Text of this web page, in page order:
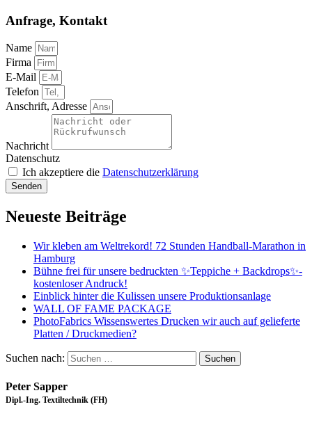
Anfrage, Kontakt
Name
Firma
E-Mail
Telefon
Anschrift, Adresse
Nachricht
Datenschutz
Ich akzeptiere die Datenschutzerklärung
Senden
Neueste Beiträge
Wir kleben am Weltrekord! 72 Stunden Handball-Marathon in
Hamburg
Bühne frei für unsere bedruckten ✨Teppiche + Backdrops✨-
kostenloser Andruck!
Einblick hinter die Kulissen unsere Produktionsanlage
WALL OF FAME PACKAGE
PhotoFabrics Wissenswertes Drucken wir auch auf gelieferte
Platten / Druckmedien?
Suchen nach:
Peter Sapper
Dipl.-Ing. Textiltechnik (FH)